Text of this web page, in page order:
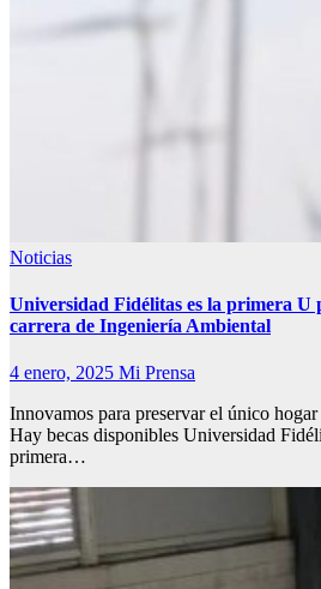
Noticias
Universidad Fidélitas es la primera U
carrera de Ingeniería Ambiental
4 enero, 2025 Mi Prensa
Innovamos para preservar el único
Hay becas disponibles Universidad
primera…